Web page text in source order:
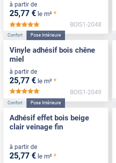
à partir de
25,77 € le m² *
*****
BOIS1-2048
Confort Pose Intérieure
Vinyle adhésif bois chêne
miel
à partir de
25,77 € le m² *
BOIS1-2049
Confort Pose Intérieure
Adhésif effet bois beige
clair veinage fin
à partir de
25,77 € le m² *